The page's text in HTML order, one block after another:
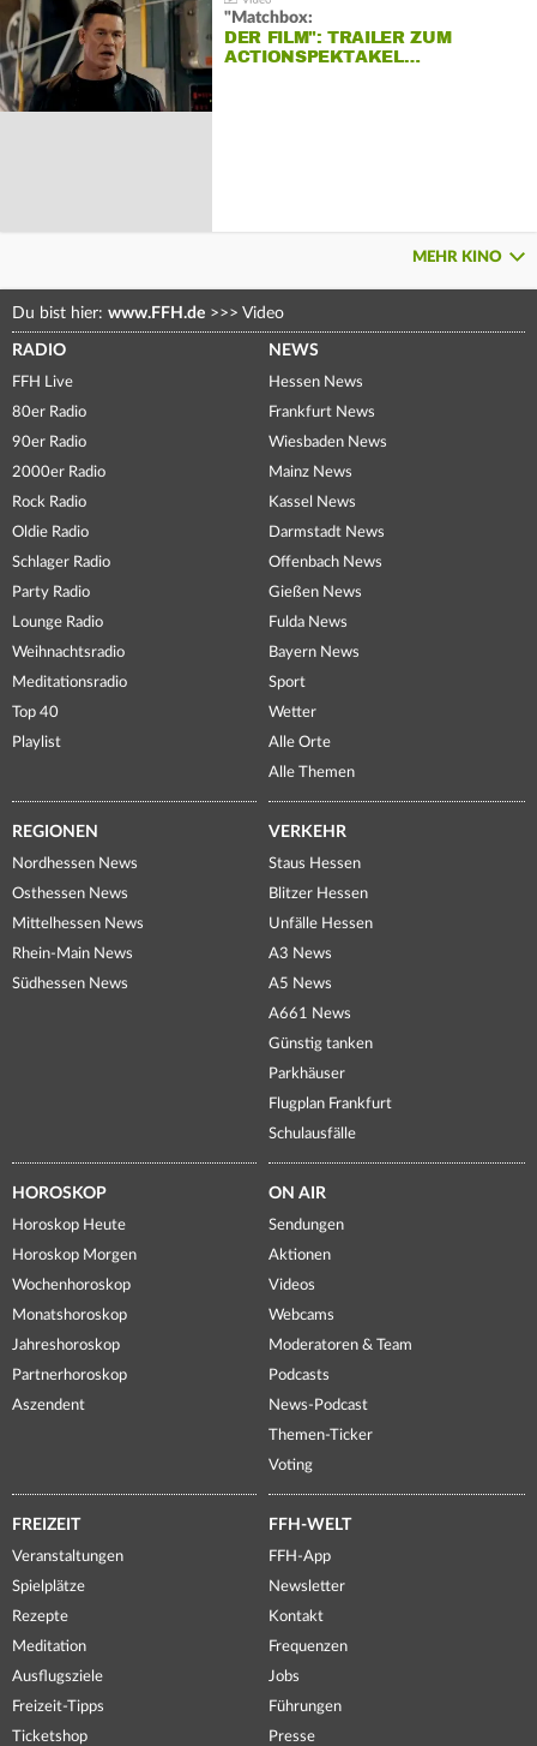
"Matchbox:
DER FILM": TRAILER ZUM
ACTIONSPEKTAKEL…
MEHR KINO
Du bist hier: www.FFH.de >>> Video
RADIO
FFH Live
80er Radio
90er Radio
2000er Radio
Rock Radio
Oldie Radio
Schlager Radio
Party Radio
Lounge Radio
Weihnachtsradio
Meditationsradio
Top 40
Playlist
NEWS
Hessen News
Frankfurt News
Wiesbaden News
Mainz News
Kassel News
Darmstadt News
Offenbach News
Gießen News
Fulda News
Bayern News
Sport
Wetter
Alle Orte
Alle Themen
REGIONEN
Nordhessen News
Osthessen News
Mittelhessen News
Rhein-Main News
Südhessen News
VERKEHR
Staus Hessen
Blitzer Hessen
Unfälle Hessen
A3 News
A5 News
A661 News
Günstig tanken
Parkhäuser
Flugplan Frankfurt
Schulausfälle
HOROSKOP
Horoskop Heute
Horoskop Morgen
Wochenhoroskop
Monatshoroskop
Jahreshoroskop
Partnerhoroskop
Aszendent
ON AIR
Sendungen
Aktionen
Videos
Webcams
Moderatoren & Team
Podcasts
News-Podcast
Themen-Ticker
Voting
FREIZEIT
Veranstaltungen
Spielplätze
Rezepte
Meditation
Ausflugsziele
Freizeit-Tipps
Ticketshop
FFH-WELT
FFH-App
Newsletter
Kontakt
Frequenzen
Jobs
Führungen
Presse